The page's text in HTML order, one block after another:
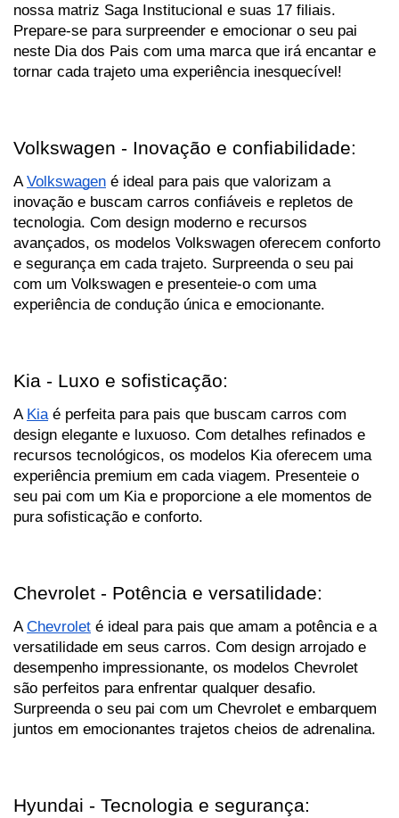
nossa matriz Saga Institucional e suas 17 filiais.
Prepare-se para surpreender e emocionar o seu pai
neste Dia dos Pais com uma marca que irá encantar e
tornar cada trajeto uma experiência inesquecível!
Volkswagen - Inovação e confiabilidade:
A Volkswagen é ideal para pais que valorizam a
inovação e buscam carros confiáveis e repletos de
tecnologia. Com design moderno e recursos
avançados, os modelos Volkswagen oferecem conforto
e segurança em cada trajeto. Surpreenda o seu pai
com um Volkswagen e presenteie-o com uma
experiência de condução única e emocionante.
Kia - Luxo e sofisticação:
A Kia é perfeita para pais que buscam carros com
design elegante e luxuoso. Com detalhes refinados e
recursos tecnológicos, os modelos Kia oferecem uma
experiência premium em cada viagem. Presenteie o
seu pai com um Kia e proporcione a ele momentos de
pura sofisticação e conforto.
Chevrolet - Potência e versatilidade:
A Chevrolet é ideal para pais que amam a potência e a
versatilidade em seus carros. Com design arrojado e
desempenho impressionante, os modelos Chevrolet
são perfeitos para enfrentar qualquer desafio.
Surpreenda o seu pai com um Chevrolet e embarquem
juntos em emocionantes trajetos cheios de adrenalina.
Hyundai - Tecnologia e segurança: